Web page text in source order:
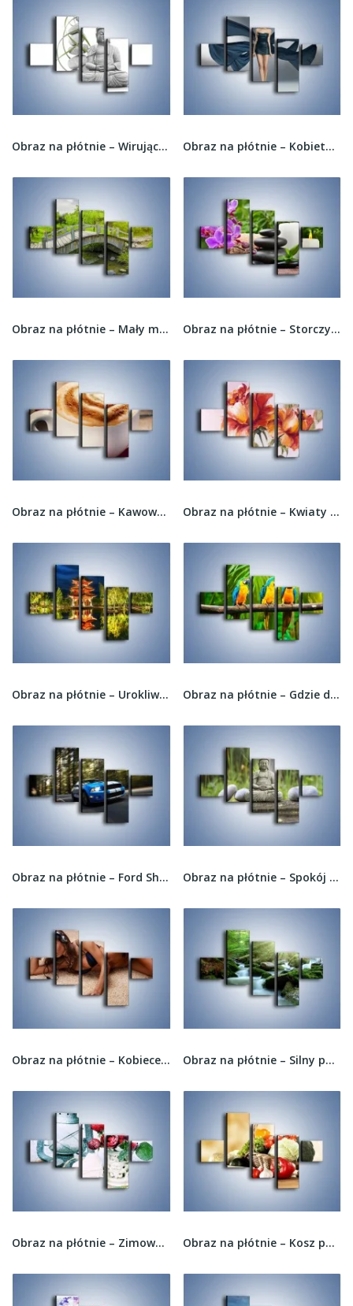
Obraz na płótnie – Wirująca zieleń po... Obraz na płótnie – Kobieta jak czarny motyl –...
Obraz na płótnie – Mały mostek przez rzeczkę –... Obraz na płótnie – Storczyki nad brzegiem –...
Obraz na płótnie – Kawowe walentynki –... Obraz na płótnie – Kwiaty na płótnie malowane –...
Obraz na płótnie – Urokliwy park w Chinach –... Obraz na płótnie – Gdzie dwóch gada trzeci...
Obraz na płótnie – Ford Shelby GT500 –... Obraz na płótnie – Spokój nad wodą –...
Obraz na płótnie – Kobiece ciało w ujęciu... Obraz na płótnie – Silny potok w środku lasu –...
Obraz na płótnie – Zimowe dodatki i kwiaty –... Obraz na płótnie – Kosz po brzegi wypełniony...